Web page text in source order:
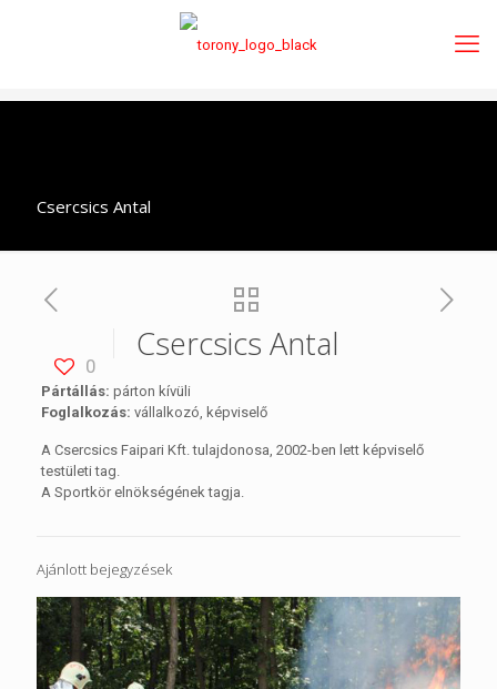
Csercsics Antal
0
Csercsics Antal
Pártállás: párton kívüli
Foglalkozás: vállalkozó, képviselő
A Csercsics Faipari Kft. tulajdonosa, 2002-ben lett képviselő
testületi tag.
A Sportkör elnökségének tagja.
Ajánlott bejegyzések